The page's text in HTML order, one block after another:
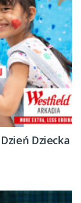
Dziecka